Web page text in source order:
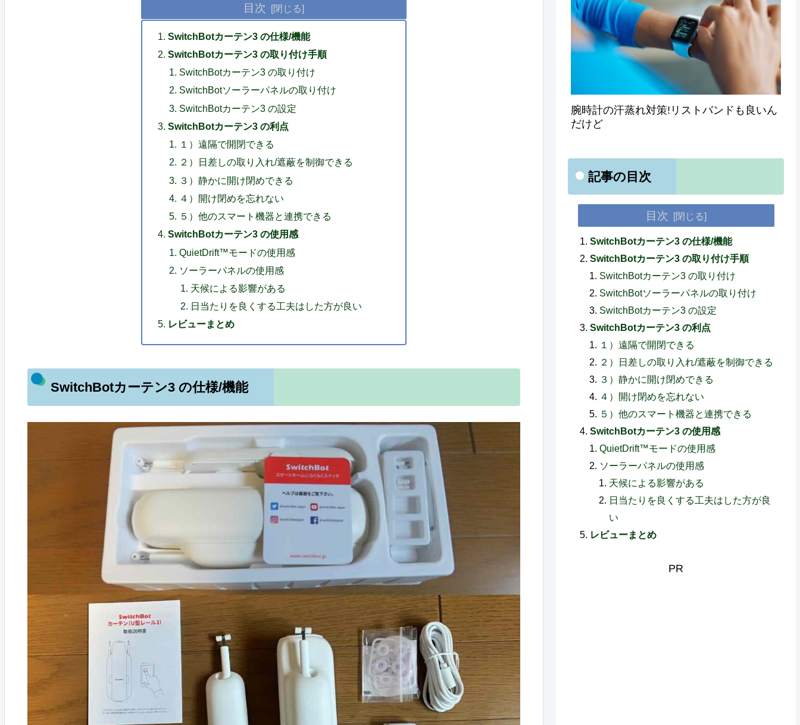
目次
SwitchBotカーテン3 の仕様/機能
SwitchBotカーテン3 の取り付け手順
SwitchBotカーテン3 の取り付け
SwitchBotソーラーパネルの取り付け
SwitchBotカーテン3 の設定
SwitchBotカーテン3 の利点
１）遠隔で開閉できる
２）日差しの取り入れ/遮蔽を制御できる
３）静かに開け閉めできる
４）開け閉めを忘れない
５）他のスマート機器と連携できる
SwitchBotカーテン3 の使用感
QuietDrift™モードの使用感
ソーラーパネルの使用感
天候による影響がある
日当たりを良くする工夫はした方が良い
レビューまとめ
SwitchBotカーテン3 の仕様/機能
腕時計の汗蒸れ対策!リストバンドも良いん
だけど
記事の目次
目次
SwitchBotカーテン3 の仕様/機能
SwitchBotカーテン3 の取り付け手順
SwitchBotカーテン3 の取り付け
SwitchBotソーラーパネルの取り付け
SwitchBotカーテン3 の設定
SwitchBotカーテン3 の利点
１）遠隔で開閉できる
２）日差しの取り入れ/遮蔽を制御できる
３）静かに開け閉めできる
４）開け閉めを忘れない
５）他のスマート機器と連携できる
SwitchBotカーテン3 の使用感
QuietDrift™モードの使用感
ソーラーパネルの使用感
天候による影響がある
日当たりを良くする工夫はした方が良
い
レビューまとめ
PR